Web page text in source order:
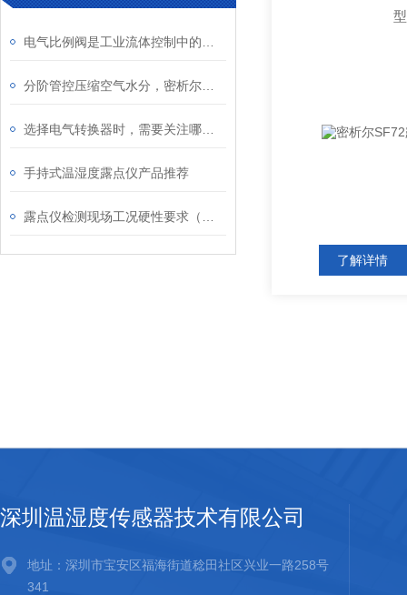
手持式温湿度露点仪产品推荐
了解详情
深圳温湿度传感器技术有限公司
地址：深圳市宝安区福海街道稔田社区兴业一路258号
341